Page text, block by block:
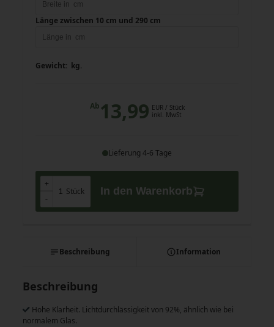
Länge zwischen 10 cm und 290 cm
Gewicht: kg.
Ab13,99 EUR/ Stück
inkl. MwSt
Lieferung 4-6 Tage
+
-
Stück
+
-
In den Warenkorb
Beschreibung Information
Beschreibung
Hohe Klarheit. Lichtdurchlässigkeit von 92%, ähnlich wie bei
normalem Glas.